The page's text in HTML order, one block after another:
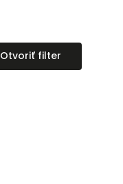
Otvoriť filter